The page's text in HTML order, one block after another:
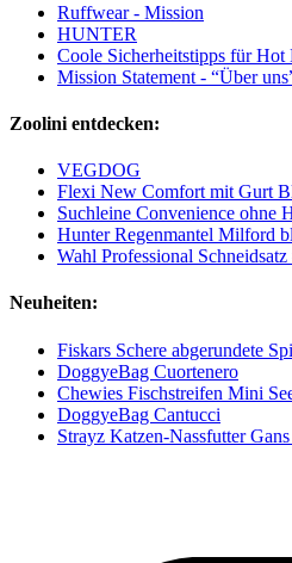
Ruffwear - Mission
HUNTER
Coole Sicherheitstipps für Hot
Mission Statement - “Über
Zoolini entdecken:
VEGDOG
Flexi New Comfort mit Gurt
Suchleine Convenience ohne
Hunter Regenmantel Milford
Wahl Professional
Neuheiten:
Fiskars Schere abgerundete
DoggyeBag Cuortenero
Chewies Fischstreifen Mini
DoggyeBag Cantucci
Strayz Katzen-Nassfutter